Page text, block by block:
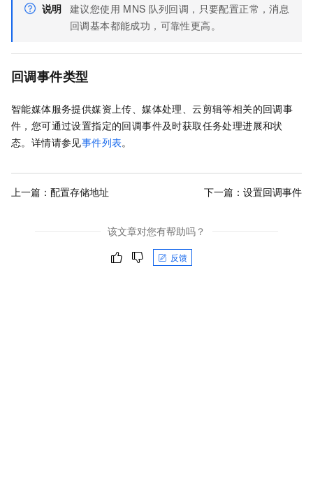
说明 建议您使用 MNS 队列回调，只要配置正常，消息
回调基本都能成功，可靠性更高。
回调事件类型
智能媒体服务提供媒资上传、媒体处理、云剪辑等相关的回调事
件，您可通过设置指定的回调事件及时获取任务处理进展和状
态。详情请参见事件列表。
上一篇： 配置存储地址 下一篇： 设置回调事件
该文章对您有帮助吗？
反馈